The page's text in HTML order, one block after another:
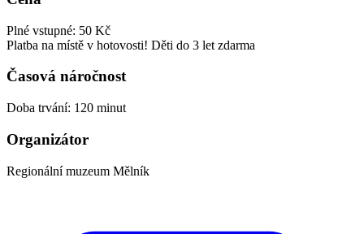
Plné vstupné: 50 Kč
Platba na místě v hotovosti! Děti do 3 let zdarma
Časová náročnost
Doba trvání: 120 minut
Organizátor
Regionální muzeum Mělník